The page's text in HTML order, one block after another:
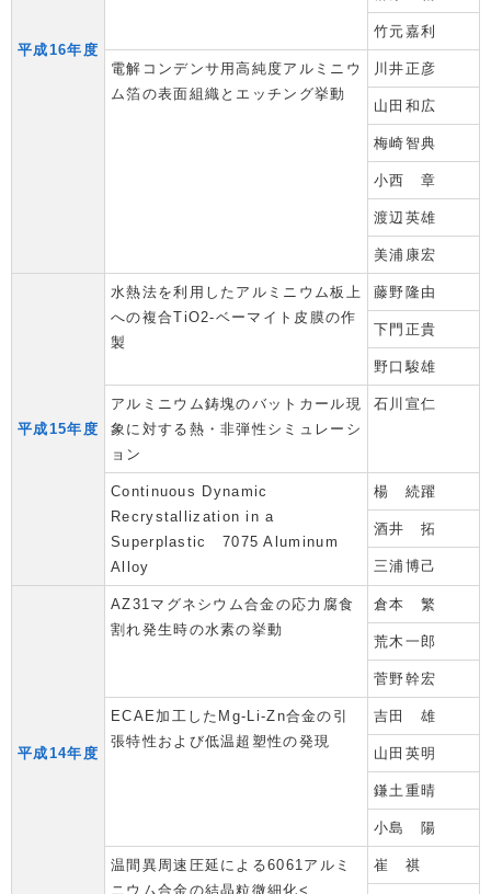
平成16年度
竹元嘉利
電解コンデンサ用高純度アルミニウ
ム箔の表面組織とエッチング挙動
川井正彦
山田和広
梅崎智典
小西 章
渡辺英雄
美浦康宏
平成15年度
水熱法を利用したアルミニウム板上
への複合TiO2-ベーマイト皮膜の作
製
藤野隆由
下門正貴
野口駿雄
アルミニウム鋳塊のバットカール現
象に対する熱・非弾性シミュレーシ
ョン
石川宣仁
Continuous Dynamic
Recrystallization in a
Superplastic 7075 Aluminum
Alloy
楊 続躍
酒井 拓
三浦博己
平成14年度
AZ31マグネシウム合金の応力腐食
割れ発生時の水素の挙動
倉本 繁
荒木一郎
菅野幹宏
ECAE加工したMg-Li-Zn合金の引
張特性および低温超塑性の発現
吉田 雄
山田英明
鎌土重晴
小島 陽
温間異周速圧延による6061アルミ
ニウム合金の結晶粒微細化<
崔 祺